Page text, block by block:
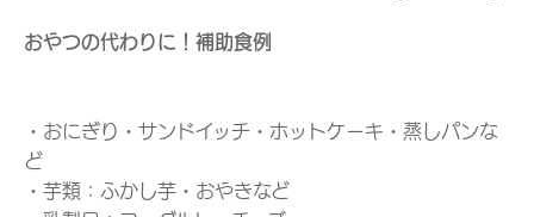
おやつの代わりに！補助食例
・おにぎり・サンドイッチ・ホットケーキ・蒸しパンな
ど
・芋類：ふかし芋・おやきなど